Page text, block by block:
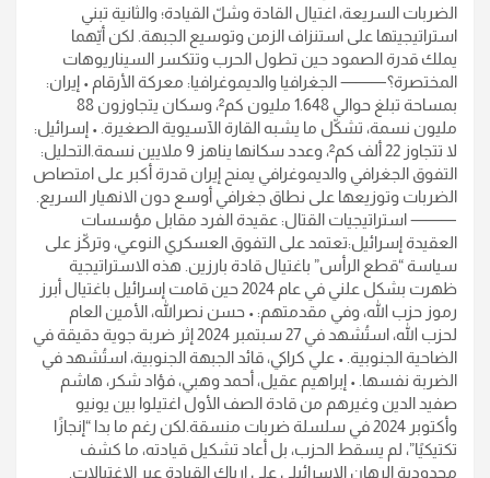
الضربات السريعة، اغتيال القادة وشلّ القيادة؛ والثانية تبني
استراتيجيتها على استنزاف الزمن وتوسيع الجبهة. لكن أيّهما
يملك قدرة الصمود حين تطول الحرب وتتكسر السيناريوهات
المختصرة؟⸻ الجغرافيا والديموغرافيا: معركة الأرقام • إيران:
بمساحة تبلغ حوالي 1.648 مليون كم²، وسكان يتجاوزون 88
مليون نسمة، تشكّل ما يشبه القارة الآسيوية الصغيرة. • إسرائيل:
لا تتجاوز 22 ألف كم²، وعدد سكانها يناهز 9 ملايين نسمة.التحليل:
التفوق الجغرافي والديموغرافي يمنح إيران قدرة أكبر على امتصاص
الضربات وتوزيعها على نطاق جغرافي أوسع دون الانهيار السريع.
⸻ استراتيجيات القتال: عقيدة الفرد مقابل مؤسسات
العقيدة إسرائيل:تعتمد على التفوق العسكري النوعي، وتركّز على
سياسة “قطع الرأس” باغتيال قادة بارزين. هذه الاستراتيجية
ظهرت بشكل علني في عام 2024 حين قامت إسرائيل باغتيال أبرز
رموز حزب الله، وفي مقدمتهم: • حسن نصرالله، الأمين العام
لحزب الله، استُشهد في 27 سبتمبر 2024 إثر ضربة جوية دقيقة في
الضاحية الجنوبية. • علي كراكي، قائد الجبهة الجنوبية، استُشهد في
الضربة نفسها. • إبراهيم عقيل، أحمد وهبي، فؤاد شكر، هاشم
صفيد الدين وغيرهم من قادة الصف الأول اغتيلوا بين يونيو
وأكتوبر 2024 في سلسلة ضربات منسقة.لكن رغم ما بدا “إنجازًا
تكتيكيًا”، لم يسقط الحزب، بل أعاد تشكيل قيادته، ما كشف
محدودية الرهان الإسرائيلي على إرباك القيادة عبر الاغتيالات.